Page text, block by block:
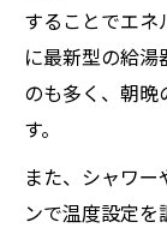
することでエネ
に最新型の給
のも多く、朝
す。
また、シャワ
ンで温度設定